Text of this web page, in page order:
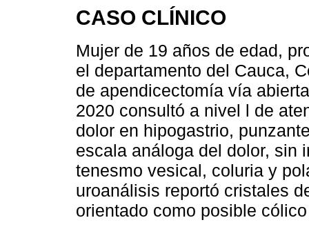
CASO CLÍNICO
Mujer de 19 años de edad,
el departamento del Cauca,
de apendicectomía vía
2020 consultó a nivel l de
dolor en hipogastrio,
escala análoga del dolor, sin
tenesmo vesical, coluria y
uroanálisis reportó cristales
orientado como posible